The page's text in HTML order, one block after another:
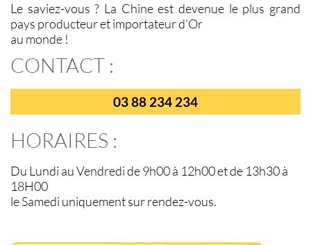
Le saviez-vous ? La Chine est devenue le plus grand
pays producteur et importateur d'Or
au monde !
CONTACT :
03 88 234 234
HORAIRES :
Du Lundi au Vendredi de 9h00 à 12h00 et de 13h30 à
18H00
le Samedi uniquement sur rendez-vous.